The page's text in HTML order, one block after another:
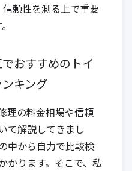
頼性を測る上で重要
でおすすめのトイ
キング
理の料金相場や信頼
て解説してきまし
中から自力で比較検
かります。そこで、私